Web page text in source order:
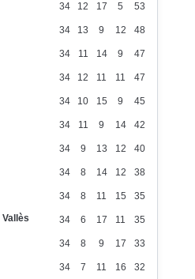
34 12 17 5 53
34 13 9 12 48
34 11 14 9 47
34 12 11 11 47
34 10 15 9 45
34 11 9 14 42
34 9 13 12 40
34 8 14 12 38
34 8 11 15 35
34 6 17 11 35
34 8 9 17 33
34 7 11 16 32